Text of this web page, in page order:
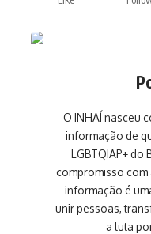
O INHAÍ nasceu
informação de
LGBTQIAP+ do
compromisso com
informação é
unir pessoas,
a luta